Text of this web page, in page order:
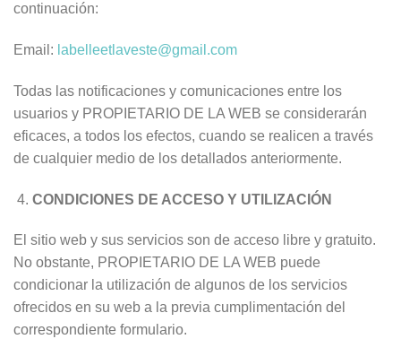
continuación:
Email: labelleetlaveste@gmail.com
Todas las notificaciones y comunicaciones entre los
usuarios y PROPIETARIO DE LA WEB se considerarán
eficaces, a todos los efectos, cuando se realicen a través
de cualquier medio de los detallados anteriormente.
CONDICIONES DE ACCESO Y UTILIZACIÓN
El sitio web y sus servicios son de acceso libre y gratuito.
No obstante, PROPIETARIO DE LA WEB puede
condicionar la utilización de algunos de los servicios
ofrecidos en su web a la previa cumplimentación del
correspondiente formulario.